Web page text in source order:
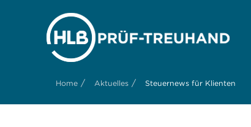
Home / Aktuelles / Steuernews für Klienten